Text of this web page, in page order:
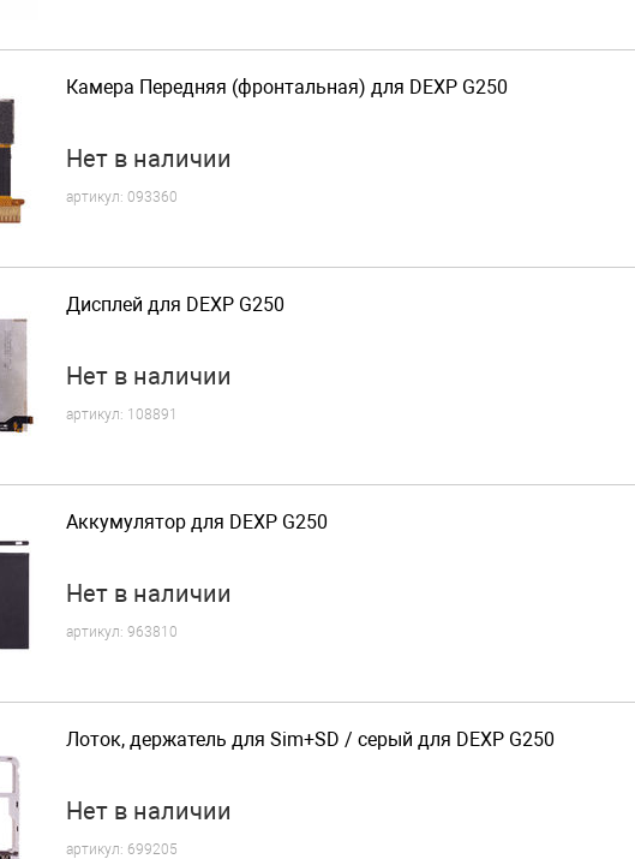
Камера Передняя (фронтальная) для DEXP G250
Нет в наличии
артикул: 093360
Дисплей для DEXP G250
Нет в наличии
артикул: 108891
Аккумулятор для DEXP G250
Нет в наличии
артикул: 963810
Лоток, держатель для Sim+SD / серый для DEXP G250
Нет в наличии
артикул: 699205